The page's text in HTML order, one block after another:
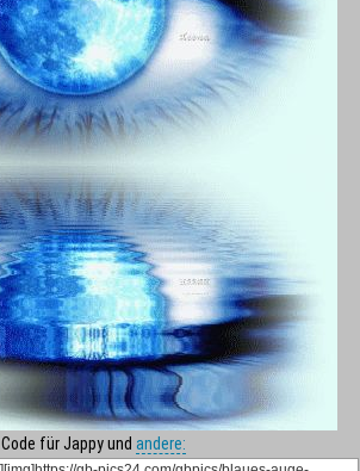
Code für Jappy und andere: